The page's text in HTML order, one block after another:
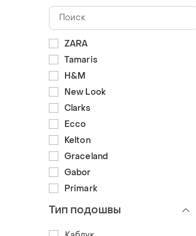
ZARA
Tamaris
H&M
New Look
Clarks
Ecco
Kelton
Graceland
Gabor
Primark
Тип подошвы